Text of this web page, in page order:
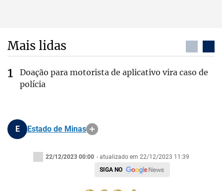
Mais lidas
Doação para motorista de aplicativo vira caso de
polícia
E Estado de Minas
22/12/2023 00:00 - atualizado em 22/12/2023 11:39
SIGA NO